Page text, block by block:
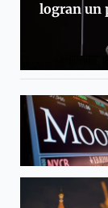
logran un